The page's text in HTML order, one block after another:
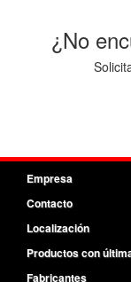
¿No
Empresa
Contacto
Localización
Productos con
Fabricantes